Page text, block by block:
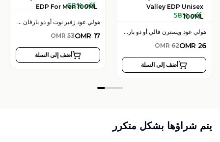
68% off
هولي عود زفير نوت أو دو بارفان 100 مل للرجال
OMR 17
OMR 53
أضف إلى السلة
58% off
هولي عود ويسترن فالي أو دو بارفان 100 مل للجنسين
OMR 26
OMR 62
أضف إلى السلة
يتم شراؤها بشكل متكرر